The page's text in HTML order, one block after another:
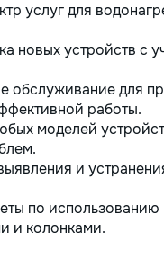
услуг для
новых устройств с
обслуживание для
работы.
моделей
и
по использованию
и колонками.